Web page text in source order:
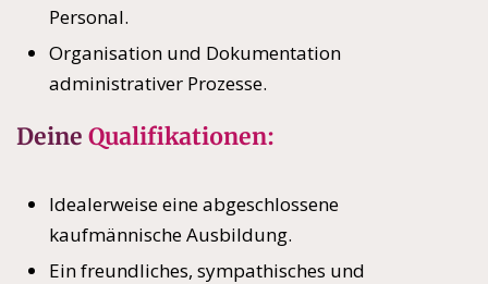
Personal.
Organisation und Dokumentation
administrativer Prozesse.
Deine Qualifikationen:
Idealerweise eine abgeschlossene
kaufmännische Ausbildung.
Ein freundliches, sympathisches und